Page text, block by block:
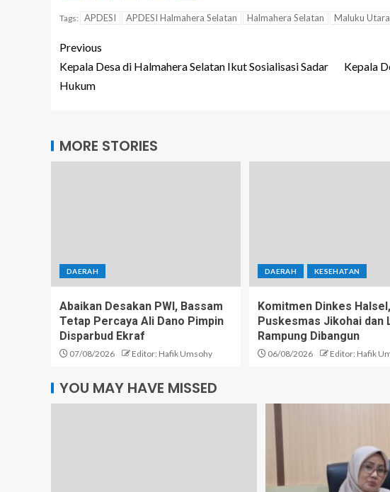
Tags: APDESI APDESI Halmahera Selatan Halmahera Selatan Maluku Utara
Previous
Kepala Desa di Halmahera Selatan Ikut Sosialisasi Sadar
Hukum
Kepala
MORE STORIES
DAERAH
Abaikan Desakan PWI, Bassam
Tetap Percaya Ali Dano Pimpin
Disparbud Ekraf
07/08/2026 Editor: Hafik Umsohy
DAERAH KESEHATAN
Komitmen Dinkes Halsel,
Puskesmas Jikohai dan
Rampung Dibangun
06/08/2026 Editor: Hafik
YOU MAY HAVE MISSED